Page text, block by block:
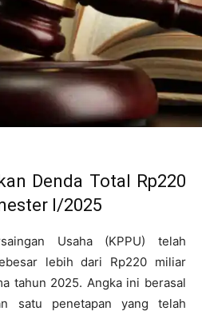
Denda Total Rp220
I/2025
Usaha (KPPU) telah
lebih dari Rp220 miliar
tahun 2025. Angka ini berasal
satu penetapan yang telah